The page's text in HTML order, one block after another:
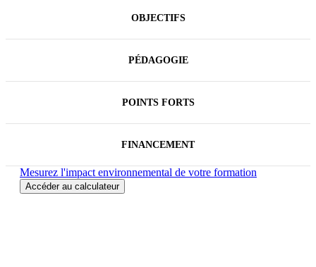
OBJECTIFS
PÉDAGOGIE
POINTS FORTS
FINANCEMENT
Mesurez l'impact environnemental de votre formation
Accéder au calculateur